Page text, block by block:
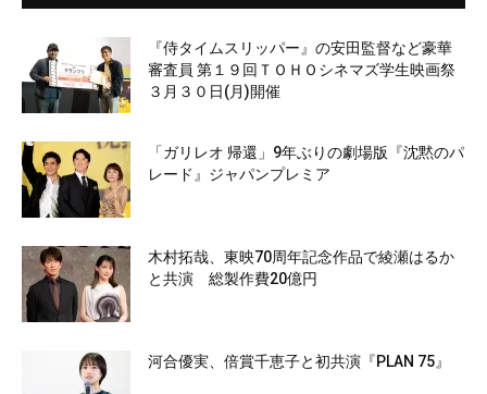
『侍タイムスリッパー』の安田監督など豪華
審査員 第１９回ＴＯＨＯシネマズ学生映画祭
３月３０日(月)開催
「ガリレオ 帰還」9年ぶりの劇場版『沈黙のパ
レード』ジャパンプレミア
木村拓哉、東映70周年記念作品で綾瀬はるか
と共演 総製作費20億円
河合優実、倍賞千恵子と初共演『PLAN 75』